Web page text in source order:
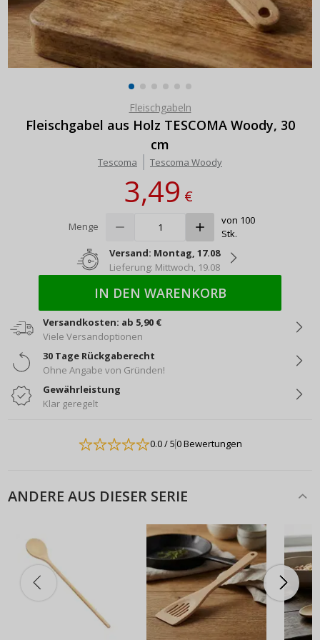
Fleischgabeln
Fleischgabel aus Holz TESCOMA Woody, 30
cm
Tescoma Tescoma Woody
3,49€
Menge
von 100
Stk.
Versand: Montag, 17.08
Lieferung: Mittwoch, 19.08
IN DEN WARENKORB
Versandkosten: ab 5,90 €
Viele Versandoptionen
30 Tage Rückgaberecht
Ohne Angabe von Gründen!
Gewährleistung
Klar geregelt
0.0/ 50 Bewertungen
ANDERE AUS DIESER SERIE